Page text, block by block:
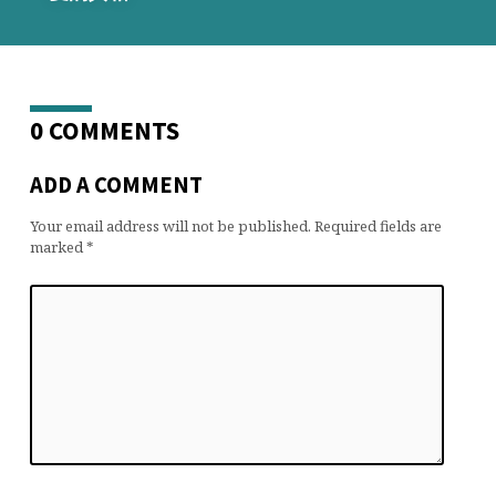
0 COMMENTS
ADD A COMMENT
Your email address will not be published. Required fields are
marked *